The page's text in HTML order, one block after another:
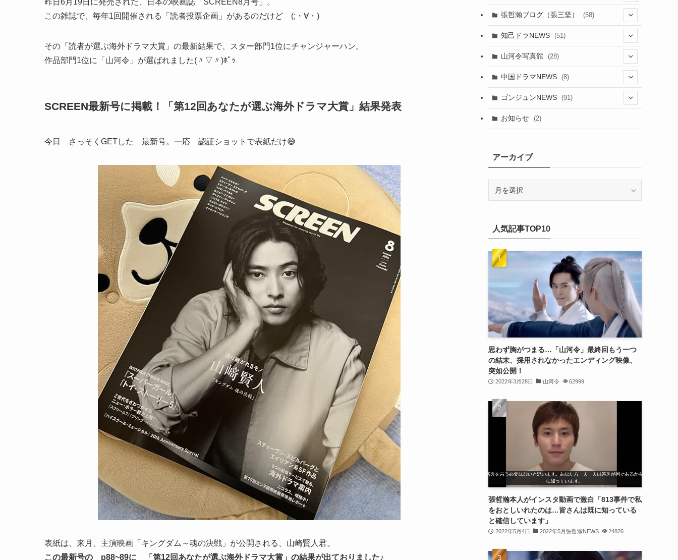
この雑誌で、毎年1回開催される「読者投票企画」があるのだけど (;・∀・)
その「読者が選ぶ海外ドラマ大賞」の最新結果で、スター部門1位にチャンジャーハン。
作品部門1位に「山河令」が選ばれました(〃▽〃)ﾎﾟｯ
SCREEN最新号に掲載！「第12回あなたが選ぶ海外ドラマ大賞」結果発表
今日 さっそくGETした 最新号。一応 認証ショットで表紙だけ😅
表紙は、来月、主演映画「キングダム～魂の決戦」が公開される、山崎賢人君。
この最新号の p88~89に 「第12回あなたが選ぶ海外ドラマ大賞」の結果が出ておりました♪
(7)
(29)
(20)
(21)
(21)
(24)
(23)
(27)
(21)
(25)
(25)
(29)
(30)
(32)
(31)
(32)
張哲瀚ブログ（張三坚） (58)
(14)
知己ドラNEWS (51)
(42)
(5)
(1)
山河令写真館 (28)
(17)
(3)
(2)
中国ドラマNEWS (8)
(1)
(6)
ゴンジュンNEWS (91)
お知らせ (2)
アーカイブ
ブ人気記事TOP10
思わず胸がつまる…「山河令」最終回もう一つ
の結末、採用されなかったエンディング映像、
突如公開！
2022年3月28日 山河令 62999
張哲瀚本人がインスタ動画で激白「813事件で私
をおとしいれたのは…皆さんは既に知っている
と確信しています」
2022年5月4日 2022年5月張哲瀚NEWS 24826